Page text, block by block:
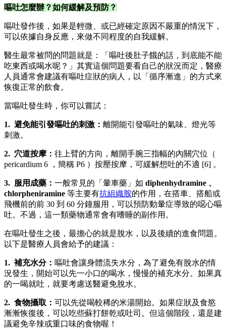
嘔吐怎麼辦？如何緩解及預防？
嘔吐發作後，如果是輕微、或已經確定原因不嚴重的情況下，
可以依據自身反應，來做不同程度的自我緩解。
醫生最常被問的問題就是：「嘔吐後肚子餓的話，到底能不能
吃東西或喝水呢？」其實這個問題要看自己的狀況而定，醫療
人員通常會建議有嘔吐症狀的病人，以「循序漸進」的方式來
恢復正常的飲食。
當嘔吐發生時，你可以嘗試：
1. 避免能引發嘔吐的刺激： 離開能引發嘔吐的氣味、燈光等
刺激。
2. 穴道按摩： 往上臂的方向，離開手腕三指幅的內關穴位（
pericardium 6 ，簡稱 P6 ）按壓按摩，可緩解想吐的不適 [6] 。
3. 服用成藥： 一般常見的「暈車藥」如 diphenhydramine 、
chlorpheniramine 等主要有抗組織胺的作用，在搭車、搭船或
飛機前的前 30 到 60 分鐘服用，可以預防動暈症導致的噁心嘔
吐。不過，這一類藥物通常會有嗜睡的副作用。
在嘔吐發生之後，最擔心的就是脫水，以及後續的進食問題。
以下是醫療人員會給予的建議：
1. 補充水分： 嘔吐會讓身體流失水分，為了避免有脫水的情
況發生，開始可以先一小口的喝水，慢慢的補充水分。如果真
的一喝就吐，就要考慮送醫避免脫水。
2. 食物攝取： 可以先從喝較稀的米湯開始。如果症狀及食慾
漸漸恢復後，可以吃些蘇打餅乾或吐司。但這個階段，還是建
議避免辛辣或重口味的食物喔！